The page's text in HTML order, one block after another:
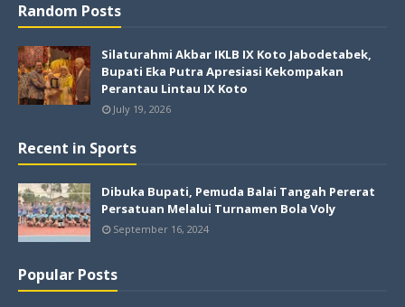
Random Posts
Silaturahmi Akbar IKLB IX Koto Jabodetabek,
Bupati Eka Putra Apresiasi Kekompakan
Perantau Lintau IX Koto
July 19, 2026
Recent in Sports
Dibuka Bupati, Pemuda Balai Tangah Pererat
Persatuan Melalui Turnamen Bola Voly
September 16, 2024
Popular Posts